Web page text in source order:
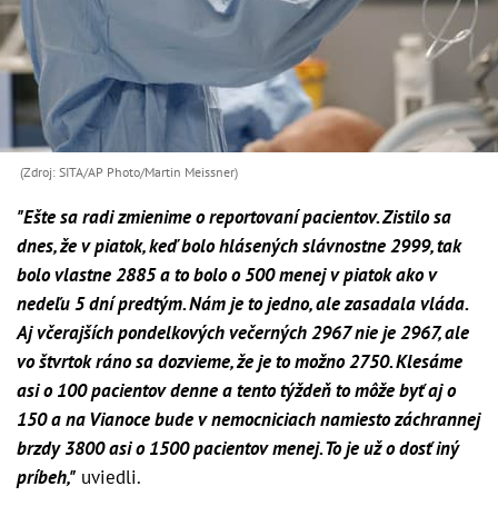
(Zdroj: SITA/AP Photo/Martin Meissner)
"Ešte sa radi zmienime o reportovaní pacientov. Zistilo sa
dnes, že v piatok, keď bolo hlásených slávnostne 2999, tak
bolo vlastne 2885 a to bolo o 500 menej v piatok ako v
nedeľu 5 dní predtým. Nám je to jedno, ale zasadala vláda.
Aj včerajších pondelkových večerných 2967 nie je 2967, ale
vo štvrtok ráno sa dozvieme, že je to možno 2750. Klesáme
asi o 100 pacientov denne a tento týždeň to môže byť aj o
150 a na Vianoce bude v nemocniciach namiesto záchrannej
brzdy 3800 asi o 1500 pacientov menej. To je už o dosť iný
príbeh," uviedli.